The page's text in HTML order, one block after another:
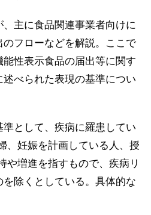
主に食品関連事業者向けに
フローなどを解説。ここで
性表示食品の届出等に関す
べられた表現の基準につい
として、疾病に羅患してい
、妊娠を計画している人、授
や増進を指すもので、疾病リ
除くとしている。具体的な